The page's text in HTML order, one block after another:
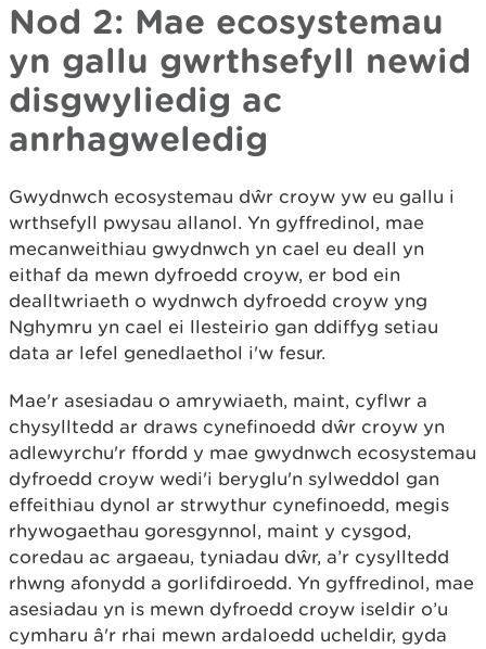
Nod 2: Mae ecosystemau
yn gallu gwrthsefyll newid
disgwyliedig ac
anrhagweledig
Gwydnwch ecosystemau dŵr croyw yw eu gallu i
wrthsefyll pwysau allanol. Yn gyffredinol, mae
mecanweithiau gwydnwch yn cael eu deall yn
eithaf da mewn dyfroedd croyw, er bod ein
dealltwriaeth o wydnwch dyfroedd croyw yng
Nghymru yn cael ei llesteirio gan ddiffyg setiau
data ar lefel genedlaethol i'w fesur.
Mae'r asesiadau o amrywiaeth, maint, cyflwr a
chysylltedd ar draws cynefinoedd dŵr croyw yn
adlewyrchu'r ffordd y mae gwydnwch ecosystemau
dyfroedd croyw wedi'i beryglu'n sylweddol gan
effeithiau dynol ar strwythur cynefinoedd, megis
rhywogaethau goresgynnol, maint y cysgod,
coredau ac argaeau, tyniadau dŵr, a’r cysylltedd
rhwng afonydd a gorlifdiroedd. Yn gyffredinol, mae
asesiadau yn is mewn dyfroedd croyw iseldir o’u
cymharu â'r rhai mewn ardaloedd ucheldir, gyda